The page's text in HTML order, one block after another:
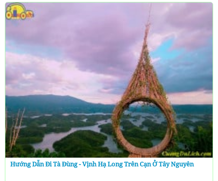
Hướng Dẫn Đi Tà Đùng - Vịnh Hạ Long Trên Cạn Ở Tây Nguyên